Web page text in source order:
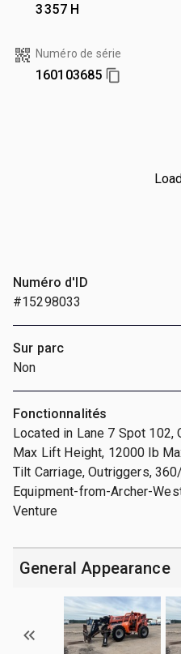
3 357 H
Numéro de série
160103685
Numéro d'ID
#15298033
Sur parc
Non
Fonctionnalités
Located in Lane 7 Spot 102,
Max Lift Height, 12000 lb
Tilt Carriage, Outriggers,
Equipment-from-Archer-
Venture
General Appearance